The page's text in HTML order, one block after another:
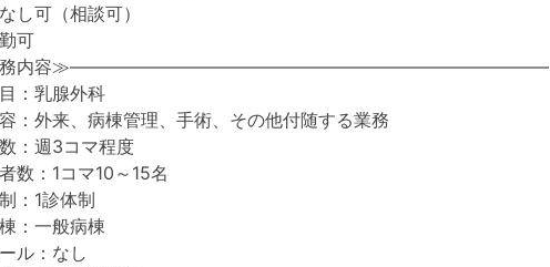
し可（相談可）
可
務内容≫―――――――――――――――――――――――――――
：乳腺外科
：外来、病棟管理、手術、その他付随する業務
：週3コマ程度
数：1コマ10～15名
：1診体制
：一般病棟
ル：なし